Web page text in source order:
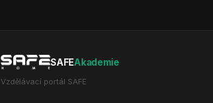
SAFEAkademie
Vzdělávací portál SAFE